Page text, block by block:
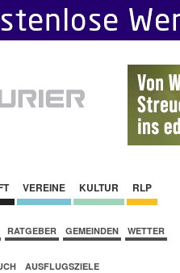
VEREINE KULTUR RLP
RATGEBER GEMEINDEN WETTER
AUSFLUGSZIELE